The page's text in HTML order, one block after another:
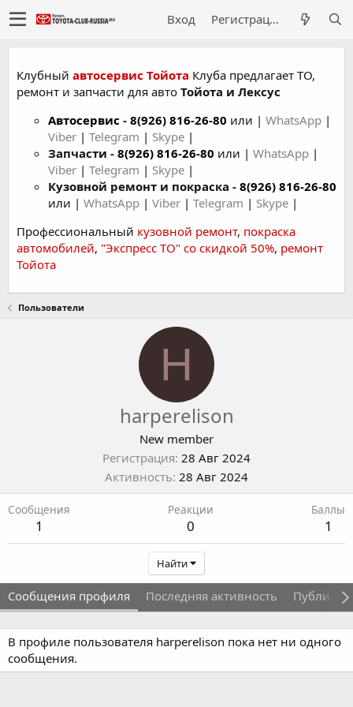
Вход Регистрация
Клубный автосервис Тойота Клуба предлагает ТО,
ремонт и запчасти для авто Тойота и Лексус
Автосервис - 8(926) 816-26-80 или | WhatsApp |
Viber | Telegram | Skype |
Запчасти - 8(926) 816-26-80 или | WhatsApp |
Viber | Telegram | Skype |
Кузовной ремонт и покраска - 8(926) 816-26-80
или | WhatsApp | Viber | Telegram | Skype |
Профессиональный кузовной ремонт, покраска
автомобилей, "Экспресс ТО" со скидкой 50%, ремонт
Тойота
Пользователи
H
harperelison
New member
Регистрация 28 Авг 2024
Активность 28 Авг 2024
Сообщения
1
Реакции
0
Баллы
1
Найти
Сообщения профиля Последняя активность
В профиле пользователя harperelison пока нет ни одного
сообщения.